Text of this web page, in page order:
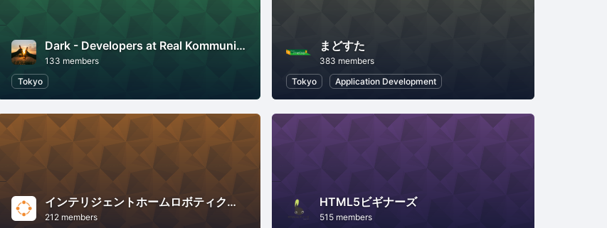
Dark - Developers at Real Kommunity
133 members
Tokyo
まどすた
383 members
Tokyo
Application Development
インテリジェントホームロボティクス研究会
212 members
HTML5ビギナーズ
515 members